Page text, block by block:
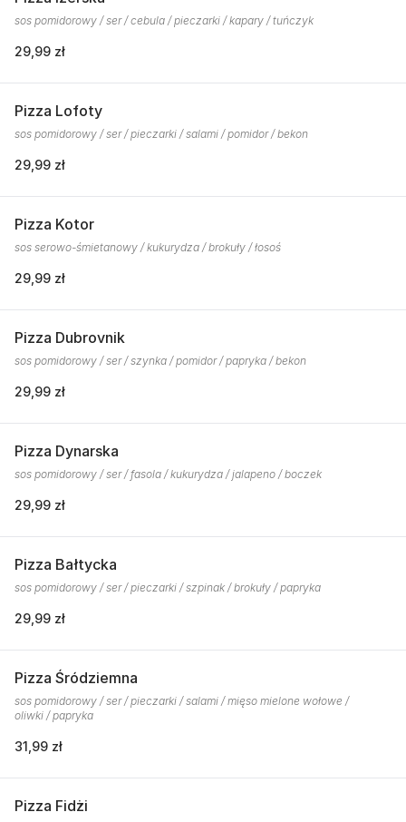
sos pomidorowy / ser / cebula / pieczarki / kapary / tuńczyk
29,99 zł
Pizza Lofoty
sos pomidorowy / ser / pieczarki / salami / pomidor / bekon
29,99 zł
Pizza Kotor
sos serowo-śmietanowy / kukurydza / brokuły / łosoś
29,99 zł
Pizza Dubrovnik
sos pomidorowy / ser / szynka / pomidor / papryka / bekon
29,99 zł
Pizza Dynarska
sos pomidorowy / ser / fasola / kukurydza / jalapeno / boczek
29,99 zł
Pizza Bałtycka
sos pomidorowy / ser / pieczarki / szpinak / brokuły / papryka
29,99 zł
Pizza Śródziemna
sos pomidorowy / ser / pieczarki / salami / mięso mielone wołowe /
oliwki / papryka
31,99 zł
Pizza Fidżi